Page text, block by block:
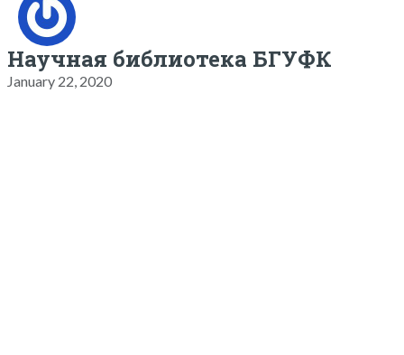
Научная библиотека БГУФК
January 22, 2020